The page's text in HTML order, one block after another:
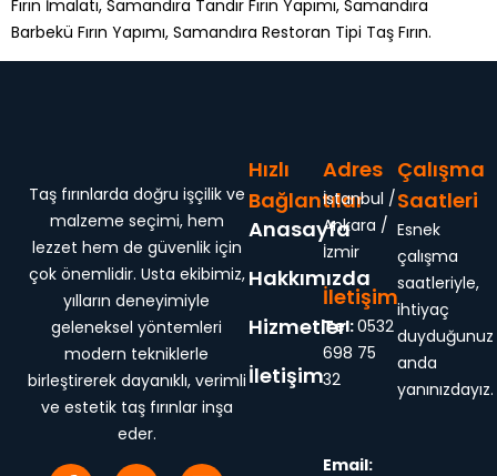
Fırın İmalatı, Samandıra Tandır Fırın Yapımı, Samandıra
Barbekü Fırın Yapımı, Samandıra Restoran Tipi Taş Fırın.
Taş fırınlarda doğru işçilik ve
malzeme seçimi, hem
lezzet hem de güvenlik için
çok önemlidir. Usta ekibimiz,
yılların deneyimiyle
geleneksel yöntemleri
modern tekniklerle
birleştirerek dayanıklı, verimli
ve estetik taş fırınlar inşa
eder.
Hızlı
Bağlantılar
Anasayfa
Hakkımızda
Hizmetler
İletişim
Adres
İstanbul /
Ankara /
İzmir
İletişim
Tel:0532
698 75
32
Email:
Çalışma
Saatleri
Esnek
çalışma
saatleriyle,
ihtiyaç
duyduğunuz
anda
yanınızdayız.